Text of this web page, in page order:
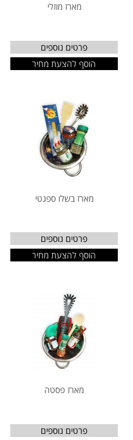
מארז מוזלי
פרטים נוספים
הוסף להצעת מחיר
מארז בשלו ספגטי
פרטים נוספים
הוסף להצעת מחיר
מארז פסטה
פרטים נוספים